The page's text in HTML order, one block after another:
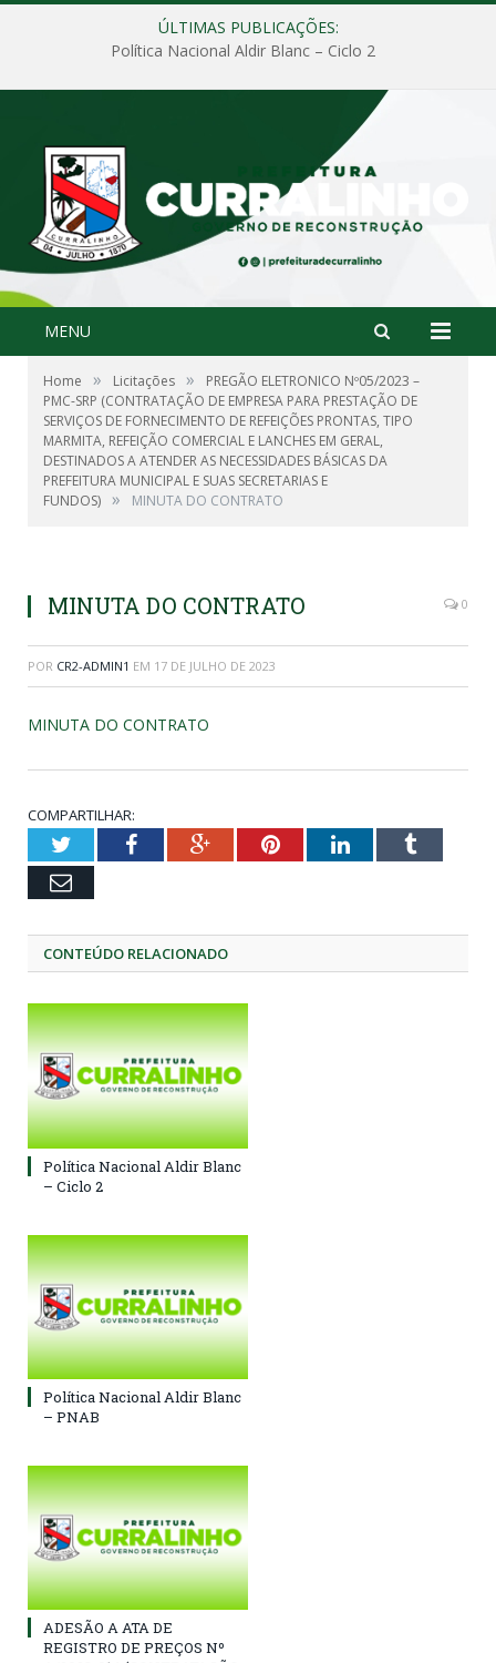
ÚLTIMAS PUBLICAÇÕES:
Política Nacional Aldir Blanc – Ciclo 2
MENU
Home » Licitações »
PREGÃO ELETRONICO Nº05/2023 –
PMC-SRP (CONTRATAÇÃO DE EMPRESA PARA PRESTAÇÃO DE
SERVIÇOS DE FORNECIMENTO DE REFEIÇÕES PRONTAS, TIPO
MARMITA, REFEIÇÃO COMERCIAL E LANCHES EM GERAL,
DESTINADOS A ATENDER AS NECESSIDADES BÁSICAS DA
PREFEITURA MUNICIPAL E SUAS SECRETARIAS E
FUNDOS) » MINUTA DO CONTRATO
MINUTA DO CONTRATO 0
POR CR2-ADMIN1 EM 17 DE JULHO DE 2023
MINUTA DO CONTRATO
COMPARTILHAR:
TwitterFacebookGoogle+PinterestLinkedInTumblr
Email
CONTEÚDO RELACIONADO
Política Nacional Aldir Blanc
– Ciclo 2
Política Nacional Aldir Blanc
– PNAB
ADESÃO A ATA DE
REGISTRO DE PREÇOS Nº